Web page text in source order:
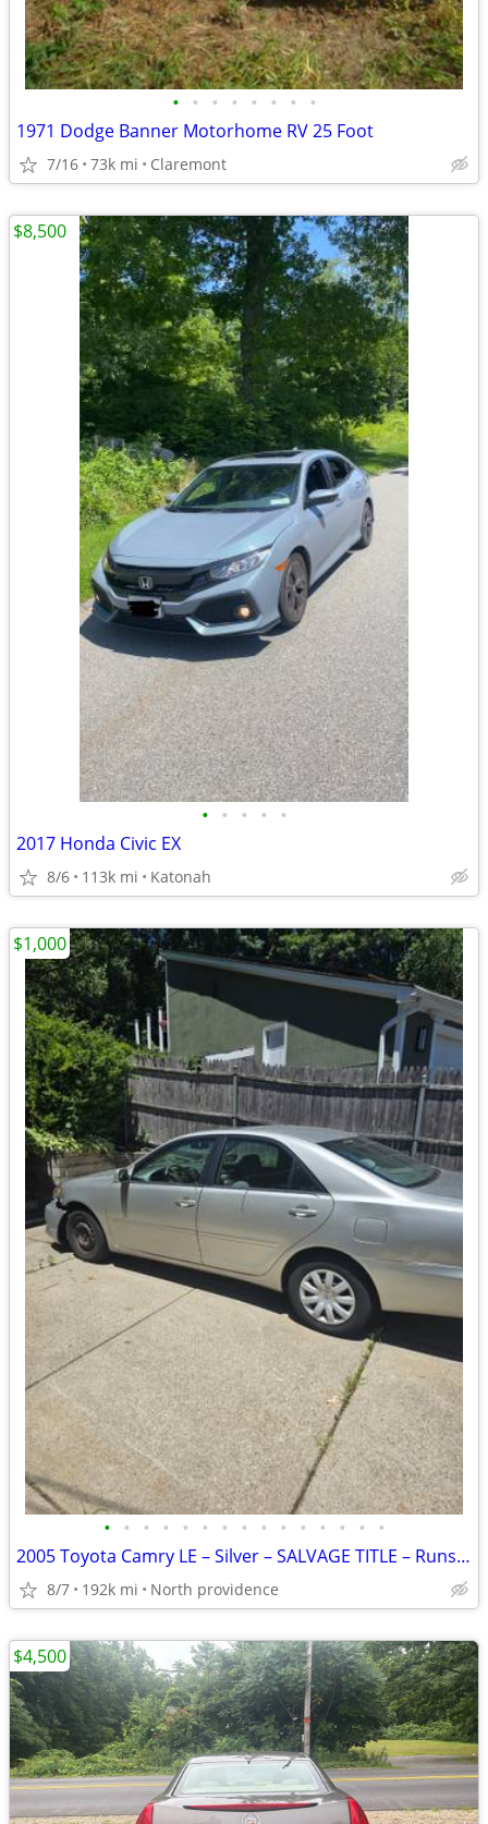
• • • • • • • •
1971 Dodge Banner Motorhome RV 25 Foot
7/16 73k mi Claremont
• • • • •
2017 Honda Civic EX
8/6 113k mi Katonah
$8,500
• • • • • • • • • • • • • • •
2005 Toyota Camry LE – Silver – SALVAGE TITLE – Runs & Drives
8/7 192k mi North providence
$1,000
$4,500